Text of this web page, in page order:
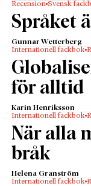
Recension Svensk
Språket
Gunnar Wetterberg
Internationell fackbok
för alltid
Karin Henriksson
Internationell fackbok
När alla
bråk
Helena Granström
Internationell fackbok